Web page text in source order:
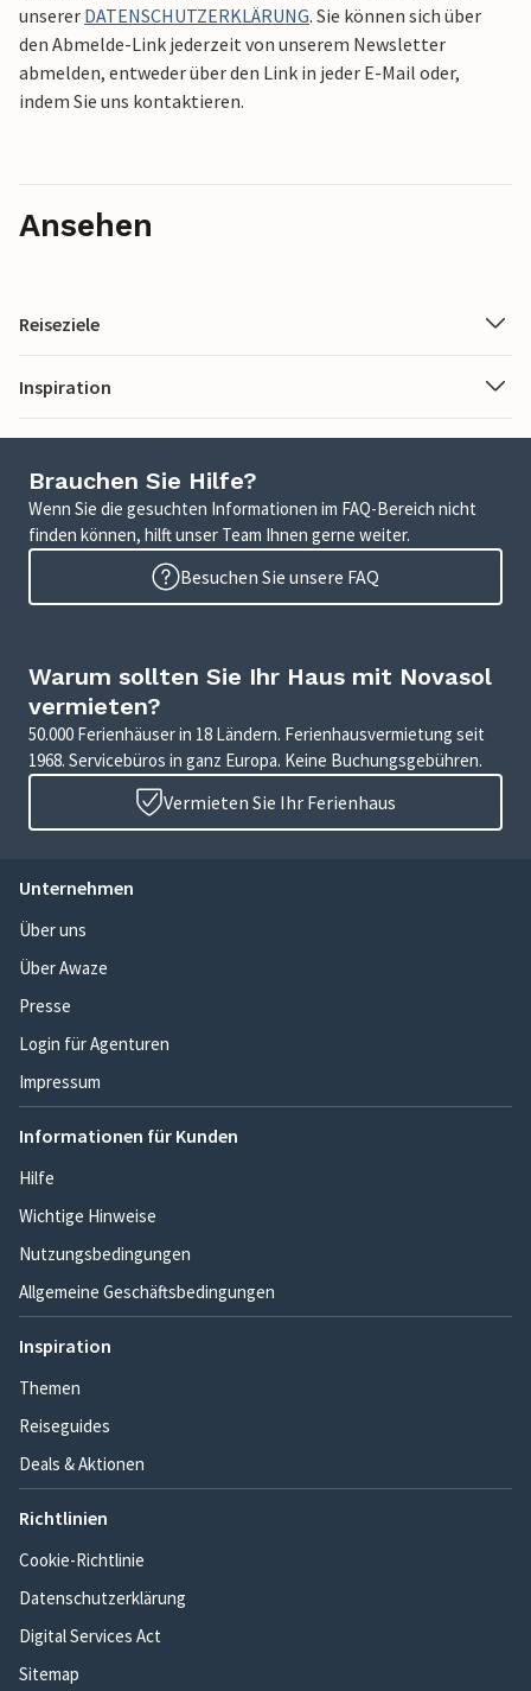
unserer DATENSCHUTZERKLÄRUNG. Sie können sich über
den Abmelde-Link jederzeit von unserem Newsletter
abmelden, entweder über den Link in jeder E-Mail oder,
indem Sie uns kontaktieren.
Ansehen
Reiseziele
Inspiration
Brauchen Sie Hilfe?
Wenn Sie die gesuchten Informationen im FAQ-Bereich nicht
finden können, hilft unser Team Ihnen gerne weiter.
Besuchen Sie unsere FAQ
Warum sollten Sie Ihr Haus mit Novasol
vermieten?
50.000 Ferienhäuser in 18 Ländern. Ferienhausvermietung seit
1968. Servicebüros in ganz Europa. Keine Buchungsgebühren.
Vermieten Sie Ihr Ferienhaus
Unternehmen
Über uns
Über Awaze
Presse
Login für Agenturen
Impressum
Informationen für Kunden
Hilfe
Wichtige Hinweise
Nutzungsbedingungen
Allgemeine Geschäftsbedingungen
Inspiration
Themen
Reiseguides
Deals & Aktionen
Richtlinien
Cookie-Richtlinie
Datenschutzerklärung
Digital Services Act
Sitemap